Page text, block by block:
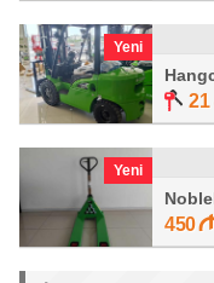
Yeni
21
Yeni
450